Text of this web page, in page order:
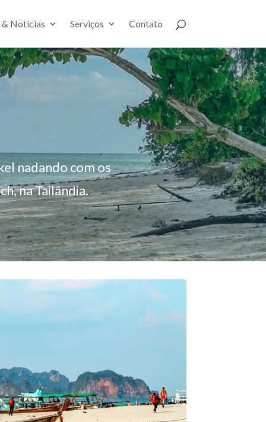
& Notícias Serviços Contato
nadando com os
na Tailândia.